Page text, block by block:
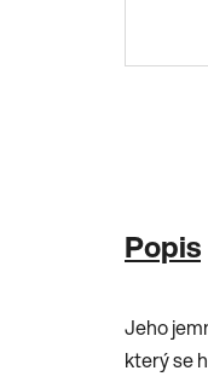
Popis
Jeho
který se